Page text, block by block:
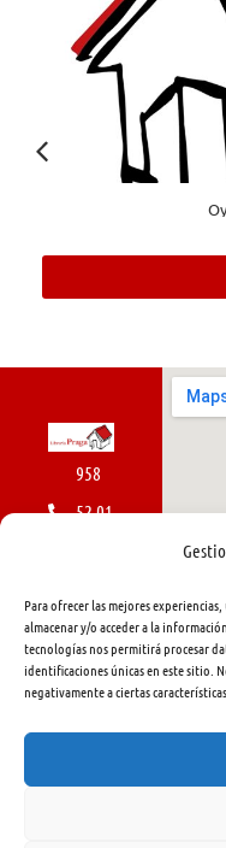
Para ofrecer las mejores
almacenar y/o acceder a la
tecnologías nos permitirá procesar
identificaciones únicas en este sitio.
negativamente a ciertas
Nº 683814
958
52 01
462
415
Gracia,